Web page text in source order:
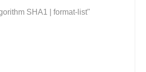
SHA1 | format-list"